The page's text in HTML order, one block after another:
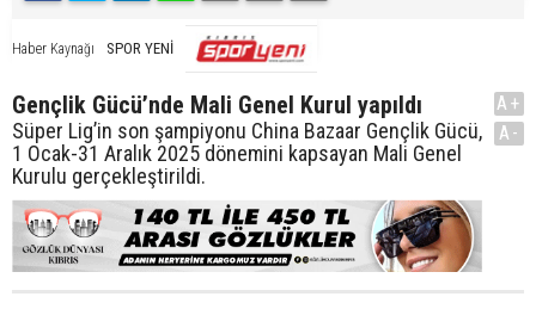
Haber Kaynağı SPOR YENİ
Gençlik Gücü’nde Mali Genel Kurul yapıldı
Süper Lig’in son şampiyonu China Bazaar Gençlik Gücü,
1 Ocak-31 Aralık 2025 dönemini kapsayan Mali Genel
Kurulu gerçekleştirildi.
A+
A-